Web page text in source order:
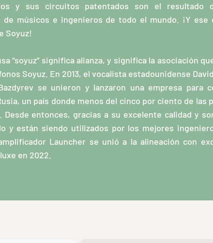
y sus circuitos patentados son el
de músicos e ingenieros de todo el mundo. ¡Y
Soyuz!
“soyuz” significa alianza, y significa la asociación
Soyuz. En 2013, el vocalista estadounidense
se unieron y lanzaron una empresa para
un país donde menos del cinco por ciento de las
Desde entonces, gracias a su excelente calidad y
y están siendo utilizados por los mejores
Launcher se unió a la alineación con
en 2022.